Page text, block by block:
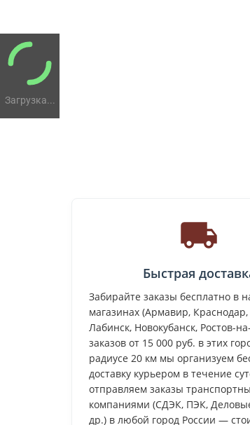
Загрузка...
Быстрая
Забирайте заказы бесплатно в
магазинах (Армавир,
Лабинск, Новокубанск, Ростов-
заказов от 15 000 руб. в этих
радиусе 20 км мы организуем
доставку курьером в течение
отправляем заказы
компаниями (СДЭК, ПЭК,
др.) в любой город России —